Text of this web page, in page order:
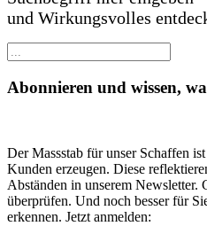
und Wirkungsvolles
Abonnieren und wissen,
Der Massstab für unser Schaffen
Kunden erzeugen. Diese
Abständen in unserem Newsletter.
überprüfen. Und noch besser für
erkennen. Jetzt anmelden: